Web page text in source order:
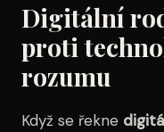
Digitální
proti
rozumu
Když se řekne